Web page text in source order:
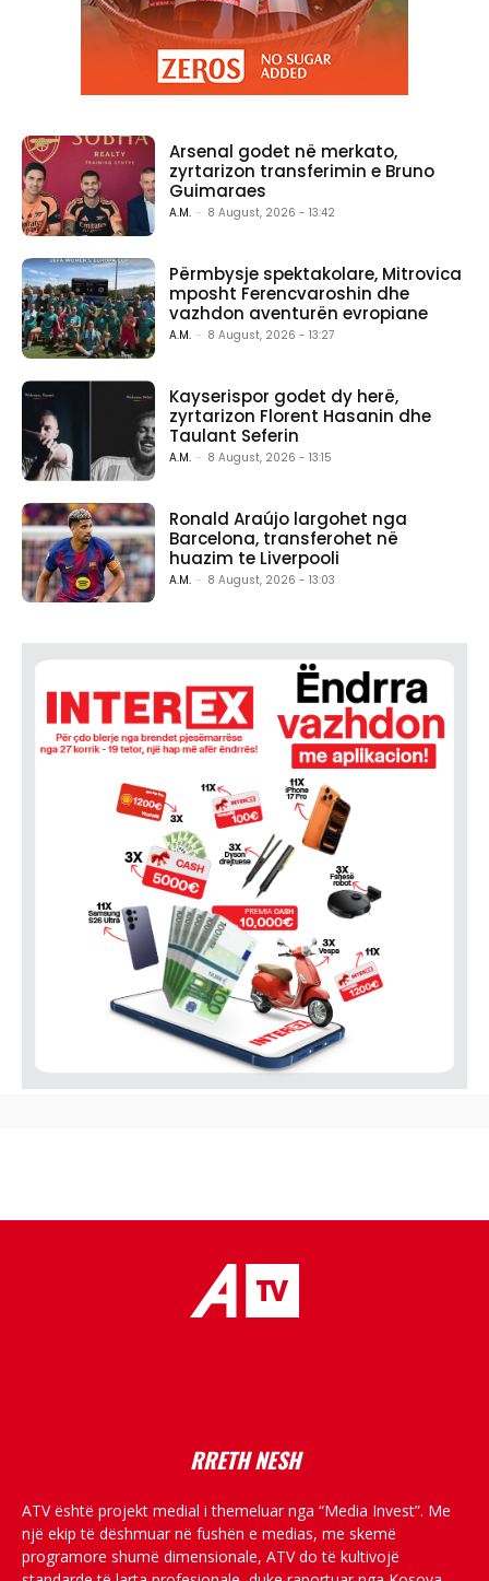
Arsenal godet në merkato,
zyrtarizon transferimin e Bruno
Guimaraes
A.M. - 8 August, 2026 - 13:42
Përmbysje spektakolare, Mitrovica
mposht Ferencvaroshin dhe
vazhdon aventurën evropiane
A.M. - 8 August, 2026 - 13:27
Kayserispor godet dy herë,
zyrtarizon Florent Hasanin dhe
Taulant Seferin
A.M. - 8 August, 2026 - 13:15
Ronald Araújo largohet nga
Barcelona, transferohet në
huazim te Liverpooli
A.M. - 8 August, 2026 - 13:03
RRETH NESH
ATV është projekt medial i themeluar nga “Media Invest”. Me
një ekip të dëshmuar në fushën e medias, me skemë
programore shumë dimensionale, ATV do të kultivojë